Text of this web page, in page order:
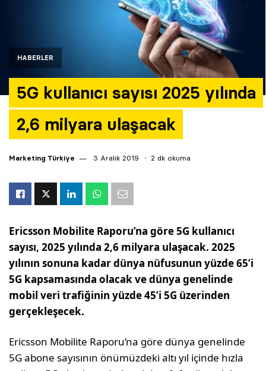
HABERLER
5G kullanıcı sayısı 2025 yılında
2,6 milyara ulaşacak
Marketing Türkiye 3 Aralık 2019 2 dk okuma
Ericsson Mobilite Raporu’na göre 5G kullanıcı
sayısı, 2025 yılında 2,6 milyara ulaşacak.2025
yılının sonuna kadar dünya nüfusunun yüzde 65’i
5G kapsamasında olacak ve dünya genelinde
mobil veri trafiğinin yüzde 45’i 5G üzerinden
gerçekleşecek.
Ericsson Mobilite Raporu’na göre dünya genelinde
5G abone sayısının önümüzdeki altı yıl içinde hızla